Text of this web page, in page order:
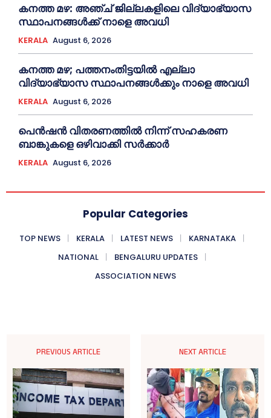
കനത്ത മഴ: അഞ്ച് ജില്ലകളിലെ വിദ്യാഭ്യാസ
സ്ഥാപനങ്ങൾക്ക് നാളെ അവധി
KERALA August 6, 2026
കനത്ത മഴ; പത്തനംതിട്ടയില്‍ എല്ലാ
വിദ്യാഭ്യാസ സ്ഥാപനങ്ങള്‍ക്കും നാളെ അവധി
KERALA August 6, 2026
പെൻഷൻ വിതരണത്തില്‍ നിന്ന് സഹകരണ
ബാങ്കുകളെ ഒഴിവാക്കി സര്‍ക്കാര്‍
KERALA August 6, 2026
Popular Categories
TOP NEWS KERALA LATEST NEWS
KARNATAKA
NATIONAL
BENGALURU UPDATES
ASSOCIATION NEWS
PREVIOUS ARTICLE NEXT ARTICLE